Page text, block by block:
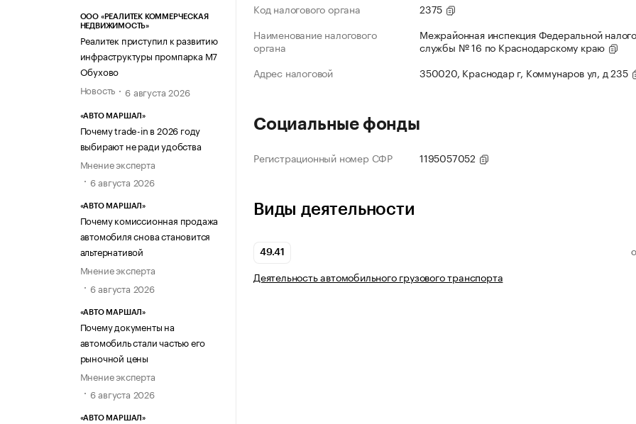
ООО «РЕАЛИТЕК КОММЕРЧЕСКАЯ
НЕДВИЖИМОСТЬ»
Реалитек приступил к развитию
инфраструктуры промпарка М7
Обухово
Новость
6 августа 2026
«АВТО МАРШАЛ»
Почему trade-in в 2026 году
выбирают не ради удобства
Мнение эксперта
6 августа 2026
«АВТО МАРШАЛ»
Почему комиссионная продажа
автомобиля снова становится
альтернативой
Мнение эксперта
6 августа 2026
«АВТО МАРШАЛ»
Почему документы на
автомобиль стали частью его
рыночной цены
Мнение эксперта
6 августа 2026
«АВТО МАРШАЛ»
Код налогового органа
2375
Наименование налогового
органа
Межрайонная инспекция Федеральной
службы № 16 по Краснодарскому краю
Адрес налоговой
350020, Краснодар г, Коммунаров ул, д 235
Социальные фонды
Регистрационный номер СФР 1195057052
Виды деятельности
49.41
Деятельность автомобильного грузового транспорта